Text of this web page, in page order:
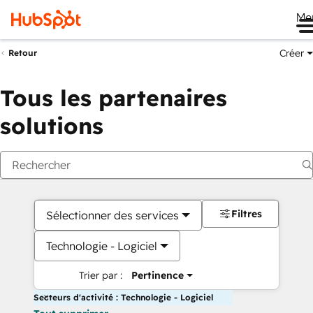
Retour Créer
Tous les partenaires
solutions
Sélectionner des services
Technologie - Logiciel
Trier par : Pertinence
Filtres
Secteurs d'activité : Technologie - Logiciel